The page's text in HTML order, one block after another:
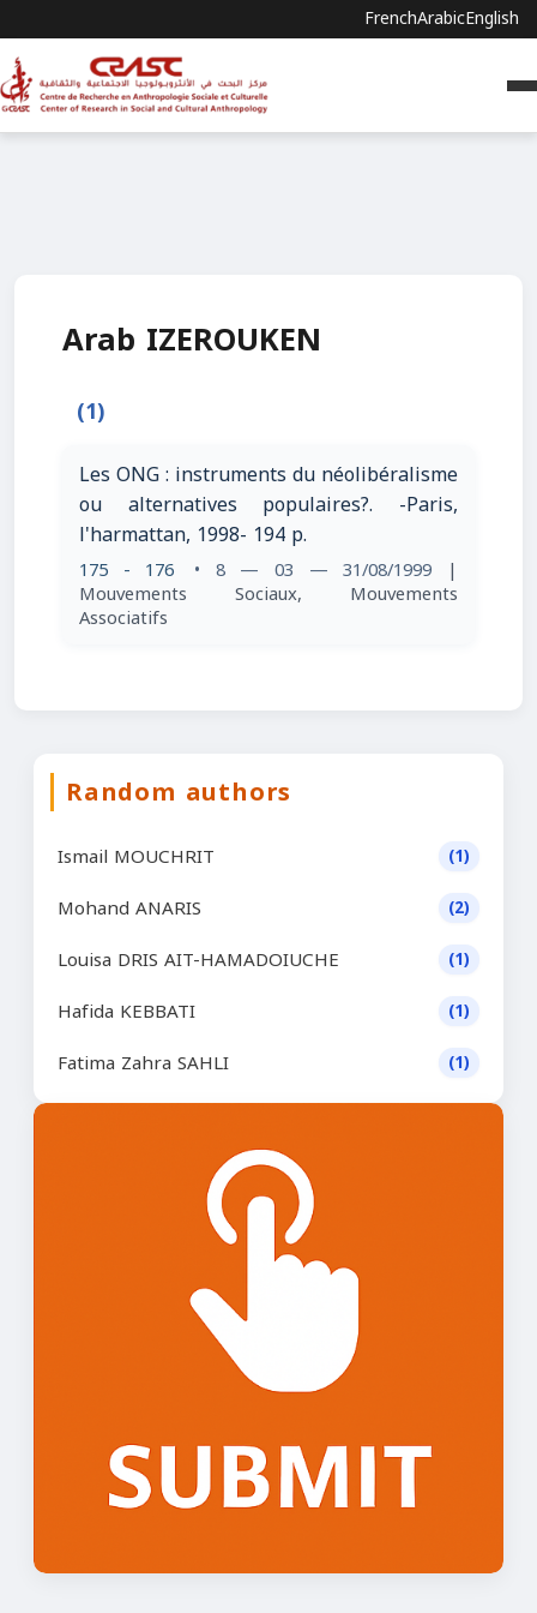
FrenchArabicEnglish
Arab IZEROUKEN
(1)
Les ONG : instruments du néolibéralisme
ou alternatives populaires?. -Paris,
l'harmattan, 1998- 194 p.
175 - 176 • 8 — 03 — 31/08/1999 |
Mouvements Sociaux, Mouvements
Associatifs
Random authors
Ismail MOUCHRIT (1)
Mohand ANARIS (2)
Louisa DRIS AIT-HAMADOIUCHE (1)
Hafida KEBBATI (1)
Fatima Zahra SAHLI (1)